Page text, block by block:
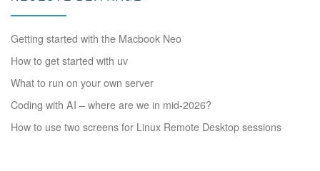
Getting started with the Macbook Neo
How to get started with uv
What to run on your own server
Coding with AI – where are we in mid-2026?
How to use two screens for Linux Remote Desktop sessions